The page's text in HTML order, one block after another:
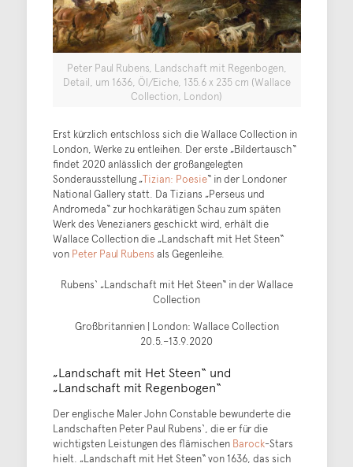
Peter Paul Rubens, Landschaft mit Regenbogen,
Detail, um 1636, Öl/Eiche, 135.6 x 235 cm (Wallace
Collection, London)
Erst kürzlich entschloss sich die Wallace Collection in
London, Werke zu entleihen. Der erste „Bildertausch“
findet 2020 anlässlich der großangelegten
Sonderausstellung „Tizian: Poesie“ in der Londoner
National Gallery statt. Da Tizians „Perseus und
Andromeda“ zur hochkarätigen Schau zum späten
Werk des Venezianers geschickt wird, erhält die
Wallace Collection die „Landschaft mit Het Steen“
von Peter Paul Rubens als Gegenleihe.
Rubens‘ „Landschaft mit Het Steen“ in der Wallace
Collection
Großbritannien | London: Wallace Collection
20.5.–13.9.2020
„Landschaft mit Het Steen“ und
„Landschaft mit Regenbogen“
Der englische Maler John Constable bewunderte die
Landschaften Peter Paul Rubens‘, die er für die
wichtigsten Leistungen des flämischen Barock-Stars
hielt. „Landschaft mit Het Steen“ von 1636, das sich